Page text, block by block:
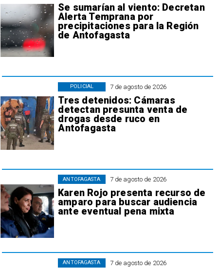
Se sumarían al viento: Decretan
Alerta Temprana por
precipitaciones para la Región
de Antofagasta
7 de agosto de 2026
Tres detenidos: Cámaras
detectan presunta venta de
drogas desde ruco en
Antofagasta
POLICIAL
7 de agosto de 2026
Karen Rojo presenta recurso de
amparo para buscar audiencia
ante eventual pena mixta
ANTOFAGASTA
7 de agosto de 2026
ANTOFAGASTA